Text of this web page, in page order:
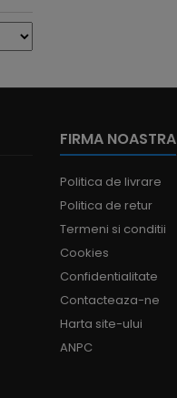
FIRMA NOASTRA
Politica de livrare
Politica de retur
Termeni si conditii
Cookies
Confidentialitate
Contacteaza-ne
Harta site-ului
ANPC